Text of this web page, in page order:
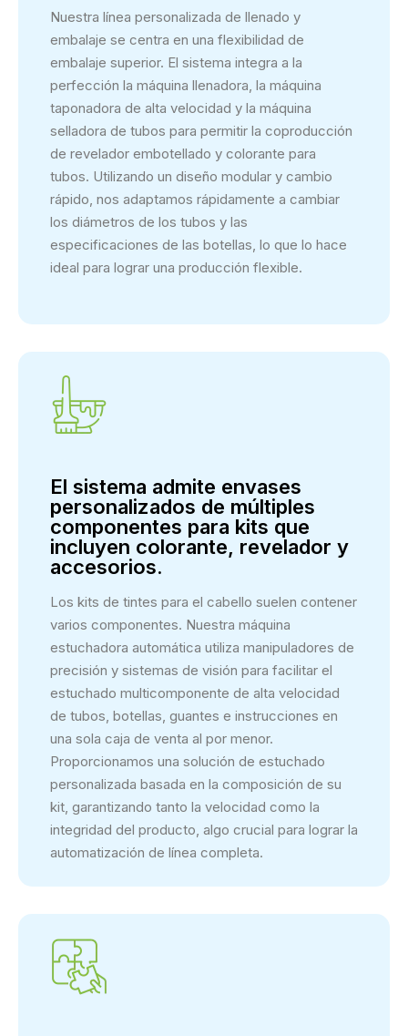
Nuestra línea personalizada de llenado y
embalaje se centra en una flexibilidad de
embalaje superior. El sistema integra a la
perfección la máquina llenadora, la máquina
taponadora de alta velocidad y la máquina
selladora de tubos para permitir la coproducción
de revelador embotellado y colorante para
tubos. Utilizando un diseño modular y cambio
rápido, nos adaptamos rápidamente a cambiar
los diámetros de los tubos y las
especificaciones de las botellas, lo que lo hace
ideal para lograr una producción flexible.
El sistema admite envases
personalizados de múltiples
componentes para kits que
incluyen colorante, revelador y
accesorios.
Los kits de tintes para el cabello suelen contener
varios componentes. Nuestra máquina
estuchadora automática utiliza manipuladores de
precisión y sistemas de visión para facilitar el
estuchado multicomponente de alta velocidad
de tubos, botellas, guantes e instrucciones en
una sola caja de venta al por menor.
Proporcionamos una solución de estuchado
personalizada basada en la composición de su
kit, garantizando tanto la velocidad como la
integridad del producto, algo crucial para lograr la
automatización de línea completa.